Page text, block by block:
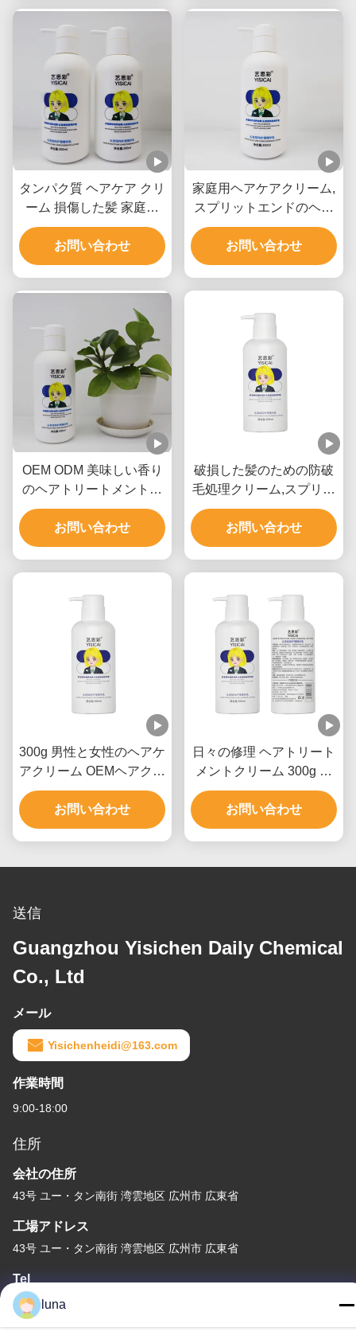
タンパク質 ヘアケア クリ
ーム 損傷した髪 家庭用
ヘアスムーズクリーム
お問い合わせ
家庭用ヘアケアクリーム,
スプリットエンドのヘア
クリーム
お問い合わせ
OEM ODM 美味しい香り
のヘアトリートメントク
リーム 天然成分 無料サン
プル
お問い合わせ
破損した髪のための防破
毛処理クリーム,スプリッ
トエンドヘアクリーム
300ml
お問い合わせ
300g 男性と女性のヘアケ
アクリーム OEMヘアクリ
ーム
お問い合わせ
日々の修理 ヘアトリート
メントクリーム 300g 男
性と女性のためのプライ
ベートラベル
お問い合わせ
送信
Guangzhou Yisichen Daily Chemical
Co., Ltd
メール
Yisichenheidi@163.com
作業時間
9:00-18:00
住所
会社の住所
43号 ユー・タン南街 湾雲地区 広州市 広東省
工場アドレス
43号 ユー・タン南街 湾雲地区 広州市 広東省
Tel
86-18902309680
luna